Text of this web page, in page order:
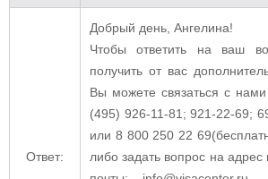
Ответ:
Добрый день, Ангелина!
Чтобы ответить на ваш
получить от вас
Вы можете связаться с нами
(495) 926-11-81; 921-22-69;
или 8 800 250 22
либо задать вопрос на